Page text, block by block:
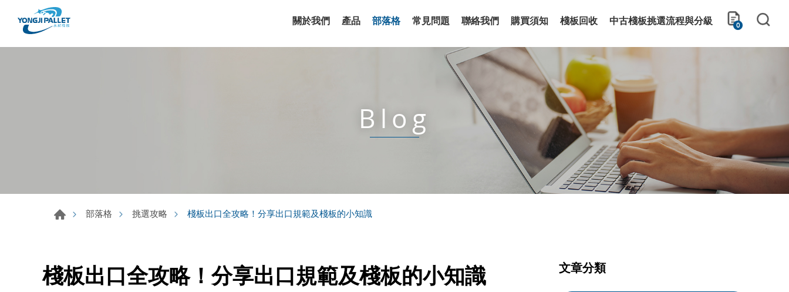
關於我們 產品 部落格 常見問題 聯絡我們 購買須知 棧板回收 中古棧板挑選流程與分級 0
Blog
部落格 挑選攻略 棧板出口全攻略！分享出口規範及棧板的小知識
棧板出口全攻略！分享出口規範及棧板的小知識 文章分類